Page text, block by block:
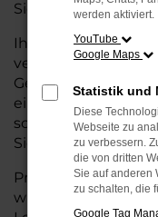
Sicherheit und
Ihr CUPRA
vertrauenswürdiger
Gebrauchtwagen
eine große
sondern auch eine
Sie das für Sie
Profitieren Sie von
wie attraktiven
werden aktiviert.
YouTube
Google Maps
Statistik und
Diese
Webseite zu
zu verbessern.
die von dritten
Sie auf anderen
zu schalten, die
Google Tag